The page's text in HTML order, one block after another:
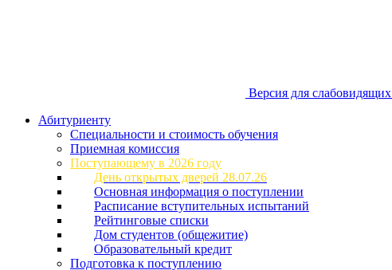
Версия для слабовидящих
Абитуриенту
Специальности и стоимость обучения
Приемная комиссия
Поступающему в 2026 году
День открытых дверей 28.07.26
Основная информация о поступлении
Расписание вступительных испытаний
Рейтинговые списки
Дом студентов (общежитие)
Образовательный кредит
Подготовка к поступлению